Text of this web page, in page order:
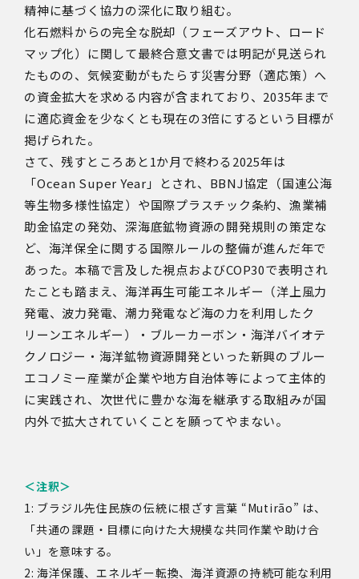
精神に基づく協力の深化に取り組む。
化石燃料からの完全な脱却（フェーズアウト、ロード
マップ化）に関して最終合意文書では明記が見送られ
たものの、気候変動がもたらす災害分野（適応策）へ
の資金拡大を求める内容が含まれており、 2035年まで
に適応資金を少なくとも現在の3倍にするという目標が
掲げられた。
さて、残すところあと1か月で終わる2025年は
「Ocean Super Year 」とされ、 BBNJ協定（国連公海
等生物多様性協定）や国際プラスチック条約、漁業補
助金協定の発効、深海底鉱物資源の開発規則の策定な
ど、海洋保全に関する国際ルールの整備が進んだ年で
あった。本稿で言及した視点およびCOP30で表明され
たことも踏まえ、海洋再生可能エネルギー（洋上風力
発電、波力発電、潮力発電など海の力を利用したク
リーンエネルギー）・ブルーカーボン・海洋バイオテ
クノロジー・海洋鉱物資源開発といった新興のブルー
エコノミー産業が企業や地方自治体等によって主体的
に実践され、次世代に豊かな海を継承する取組みが国
内外で拡大されていくことを願ってやまない。
＜注釈＞
1: ブラジル先住民族の伝統に根ざす言葉 “Mutirão” は、
「共通の課題・目標に向けた大規模な共同作業や助け合
い」を意味する。
2: 海洋保護、エネルギー転換、海洋資源の持続可能な利用